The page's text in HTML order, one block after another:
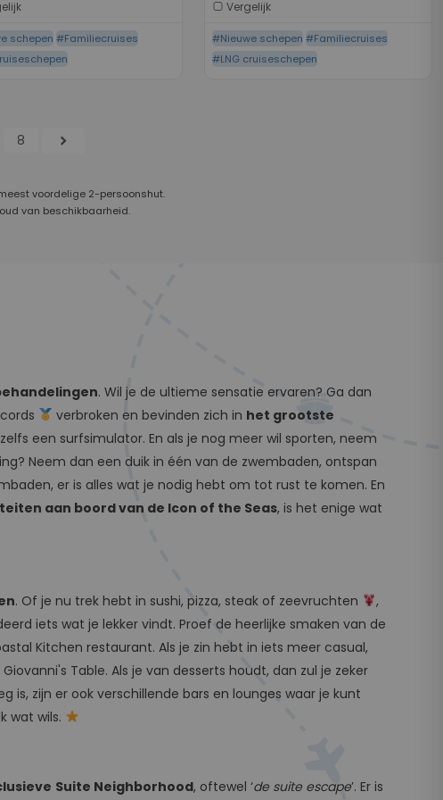
schepen #Familiecruises
Vergelijk
#Nieuwe schepen #Familiecruises
#LNG cruiseschepen
8 chevron_right
voordelige 2-persoonshut.
van beschikbaarheid.
. Wil je de ultieme sensatie ervaren? Ga dan
verbroken en bevinden zich in het grootste
een surfsimulator. En als je nog meer wil sporten, neem
Neem dan een duik in één van de zwembaden, ontspan
er is alles wat je nodig hebt om tot rust te komen. En
aan boord van de Icon of the Seas, is het enige wat
. Of je nu trek hebt in sushi, pizza, steak of zeevruchten
,
iets wat je lekker vindt. Proef de heerlijke smaken van de
Kitchen restaurant. Als je zin hebt in iets meer casual,
Table. Als je van desserts houdt, dan zul je zeker
is, zijn er ook verschillende bars en lounges waar je kunt
wat wils.
Suite Neighborhood, oftewel ‘de suite escape’. Er is